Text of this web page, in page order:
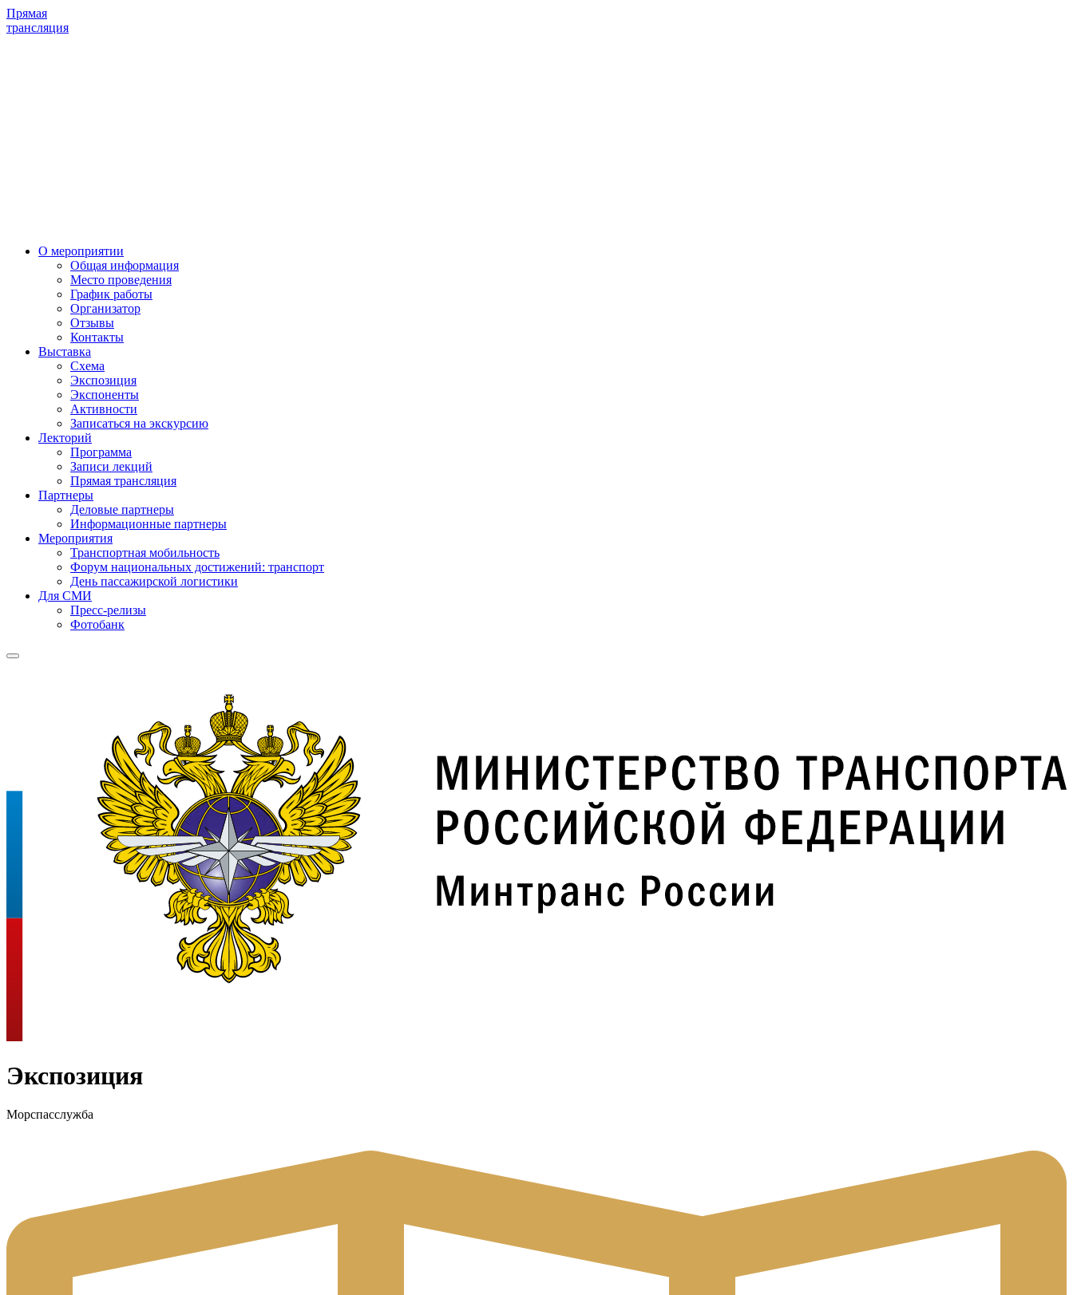
Прямая
трансляция
О мероприятии
Общая информация
Место проведения
График работы
Организатор
Отзывы
Контакты
Выставка
Схема
Экспозиция
Экспоненты
Активности
Записаться на экскурсию
Лекторий
Программа
Записи лекций
Прямая трансляция
Партнеры
Деловые партнеры
Информационные партнеры
Мероприятия
Транспортная мобильность
Форум национальных достижений: транспорт
День пассажирской логистики
Для СМИ
Пресс-релизы
Фотобанк
Экспозиция
Морспасслужба